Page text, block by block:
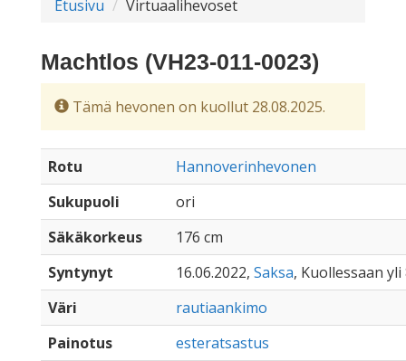
Etusivu Virtuaalihevoset
Machtlos (VH23-011-0023)
Tämä hevonen on kuollut 28.08.2025.
Rotu
Hannoverinhevonen
Sukupuoli
ori
Säkäkorkeus
176 cm
Syntynyt
16.06.2022, Saksa, Kuollessaan yli
Väri
rautiaankimo
Painotus
esteratsastus